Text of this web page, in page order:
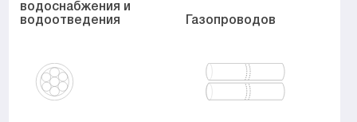
водоснабжения и
водоотведения
Газопроводов